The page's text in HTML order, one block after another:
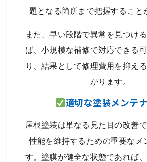
題となる箇所まで把握すること
また、早い段階で異常を見つけ
ば、小規模な補修で対応できる
り、結果として修理費用を抑え
がります。
適切な塗装メンテ
屋根塗装は単なる見た目の改善
性能を維持するための重要なメ
す。塗膜が健全な状態であれば